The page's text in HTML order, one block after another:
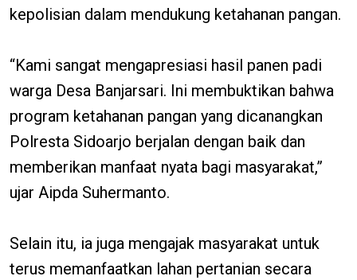
kepolisian dalam mendukung ketahanan pangan.
“Kami sangat mengapresiasi hasil panen padi
warga Desa Banjarsari. Ini membuktikan bahwa
program ketahanan pangan yang dicanangkan
Polresta Sidoarjo berjalan dengan baik dan
memberikan manfaat nyata bagi masyarakat,”
ujar Aipda Suhermanto.
Selain itu, ia juga mengajak masyarakat untuk
terus memanfaatkan lahan pertanian secara